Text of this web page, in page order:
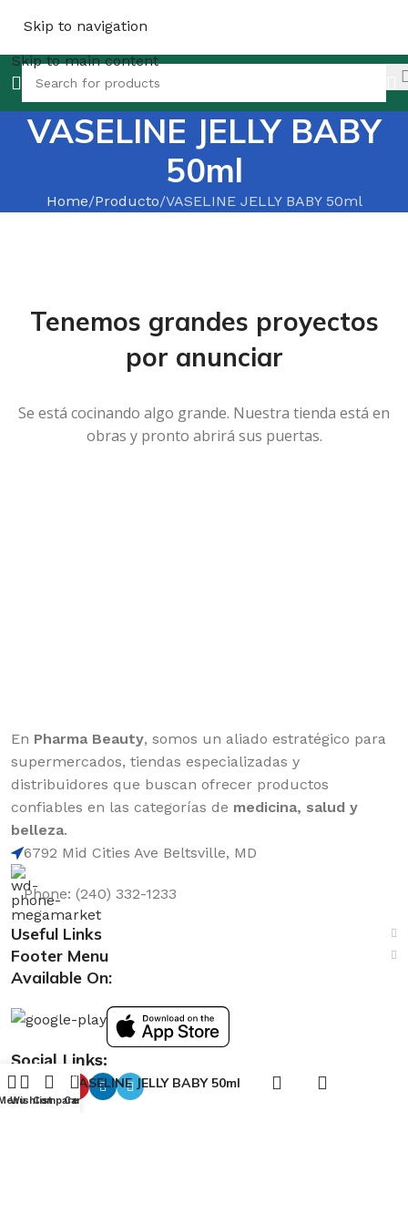
Skip to navigation
Skip to main content
VASELINE JELLY BABY
50ml
Home Producto VASELINE JELLY BABY 50ml
Tenemos grandes proyectos
por anunciar
Se está cocinando algo grande. Nuestra tienda está en
obras y pronto abrirá sus puertas.
En Pharma Beauty, somos un aliado estratégico para
supermercados, tiendas especializadas y
distribuidores que buscan ofrecer productos
confiables en las categorías de medicina, salud y
belleza.
6792 Mid Cities Ave Beltsville, MD
Phone: (240) 332-1233
Useful Links
Footer Menu
Available On:
Social Links:
VASELINE JELLY BABY 50ml
WishlistCompare
0
Cart